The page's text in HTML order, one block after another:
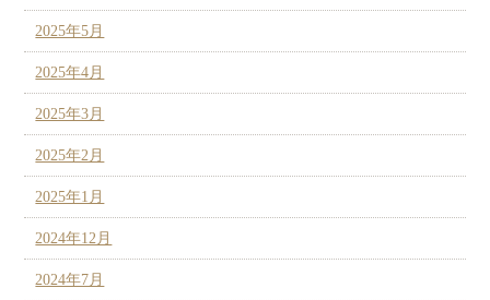
2025年5月
2025年4月
2025年3月
2025年2月
2025年1月
2024年12月
2024年7月